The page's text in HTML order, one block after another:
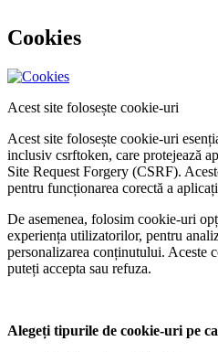
Cookies
Acest site folosește cookie-uri
Acest site folosește cookie-uri
inclusiv csrftoken, care protejează
Site Request Forgery (CSRF).
pentru funcționarea corectă a
De asemenea, folosim cookie-uri
experiența utilizatorilor, pentru
personalizarea conținutului. Aceste
puteți accepta sau refuza.
Alegeți tipurile de cookie-uri pe